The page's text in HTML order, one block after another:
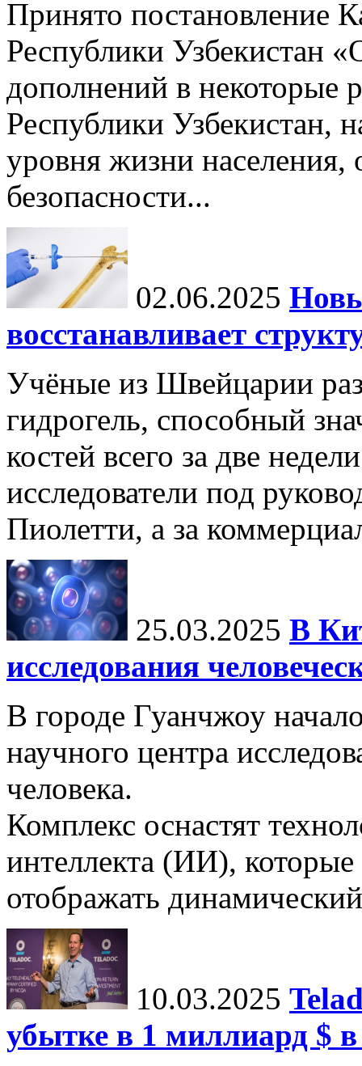
Принято постановление
Республики Узбекистан
дополнений в некоторые
Республики Узбекистан,
уровня жизни населения,
безопасности...
02.06.2025
восстанавливает
Учёные из Швейцарии
гидрогель, способный
костей всего за две
исследователи под
Пиолетти, а за
25.03.2025 В
исследования
В городе Гуанчжоу
научного центра
человека.
Комплекс оснастят
интеллекта (ИИ),
отображать
10.03.2025
убытке в 1 миллиард $ в